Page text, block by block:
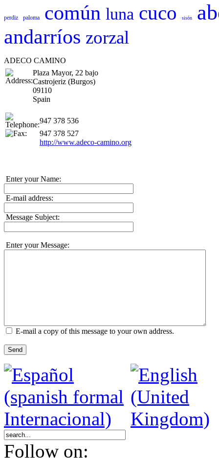
perdiz paloma común luna cuco sisón
andarríos zorzal
ADECO CAMINO
Plaza Mayor, 22 bajo
Castrojeriz (Burgos)
09110
Spain
947 378 536
947 378 527
http://www.adeco-camino.org
Enter your Name:
E-mail address:
Message Subject:
Enter your Message:
E-mail a copy of this message to your own address.
Send
Follow on: